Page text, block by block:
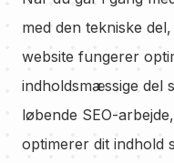
med den tekniske
website fungerer
indholdsmæssige del
løbende SEO-
optimerer dit indhold